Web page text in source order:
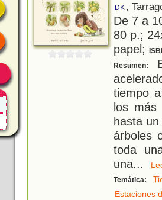
DK ,
De 7 a
80 p.;
papel;
Resumen:
tiempo
los más
hasta
árboles
toda
una...
Temática:
Estaciones